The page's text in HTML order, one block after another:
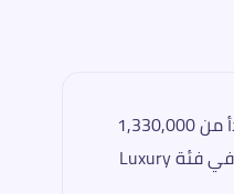
جيتور Dashing 2026 هي أجرأ وأجمل ما صنعته جيتور حتى الآن — SUV كوبيه رياضية بخطوط انسيابية لافتة تنتمي إلى عالم السيارات الرياضية الفاخرة بسعر يبدأ من 1,330,000
جنيه. تأتي بخيارَي محرك: تيربو 1500 سي سي بـ 156 حصاناً وDCT 6 سرعات بسعر 1,330,000 جنيه، أو التيربو الأقوى 1600 سي سي بـ 197 حصاناً وDCT 7 سرعات في فئة Luxury